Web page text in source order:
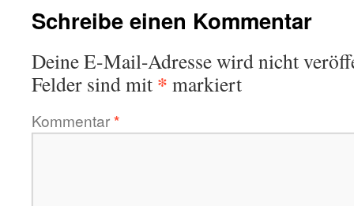
Schreibe einen Kommentar
Deine E-Mail-Adresse wird nicht
Felder sind mit * markiert
Kommentar*